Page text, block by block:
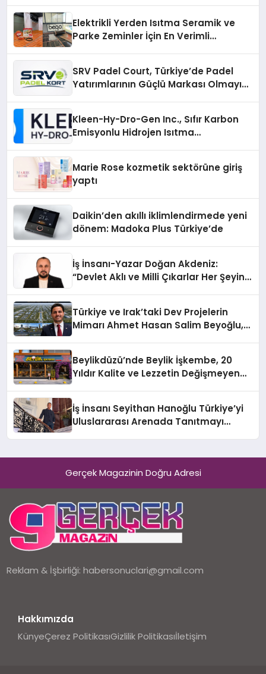
Elektrikli Yerden Isıtma Seramik ve
Parke Zeminler İçin En Verimli
SRV Padel Court, Türkiye’de Padel
Yatırımlarının Güçlü Markası Olmayı
Kleen-Hy-Dro-Gen Inc., Sıfır Karbon
Emisyonlu Hidrojen Isıtma
Marie Rose kozmetik sektörüne giriş
yaptı
Daikin’den akıllı iklimlendirmede yeni
dönem: Madoka Plus Türkiye’de
İş İnsanı-Yazar Doğan Akdeniz:
“Devlet Aklı ve Milli Çıkarlar Her Şeyin
Türkiye ve Irak’taki Dev Projelerin
Mimarı Ahmet Hasan Salim Beyoğlu,
Hayata Geçirecek
Beylikdüzü’nde Beylik İşkembe, 20
Yıldır Kalite ve Lezzetin Değişmeyen
İş İnsanı Seyithan Hanoğlu Türkiye’yi
Uluslararası Arenada Tanıtmayı
Gerçek Magazinin Doğru Adresi
Reklam & İşbirliği:habersonuclari@gmail.com
Hakkımızda
KünyeÇerez PolitikasıGizlilik Politikasıİletişim